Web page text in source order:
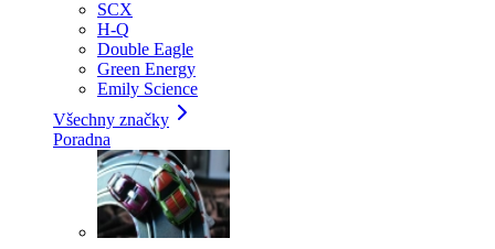
SCX
H-Q
Double Eagle
Green Energy
Emily Science
Všechny značky
Poradna